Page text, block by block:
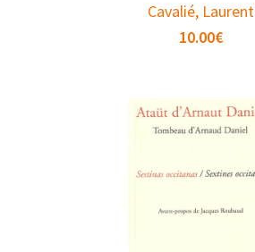
Cavalié, Laurent
10.00€